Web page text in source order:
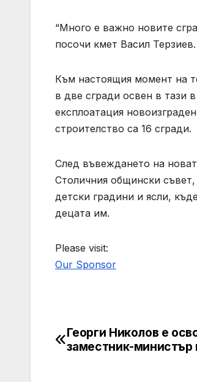
“Много е важно новите
посочи кмет Васил Терзиев.
Към настоящия момент на
в две сгради освен в тази
експлоатация
строителство са 16 сгради.
След въвеждането на
Столичния общински
детски градини и ясли,
децата им.
Please visit:
Our Sponsor
Post
Георги Николов е
заместник-министър